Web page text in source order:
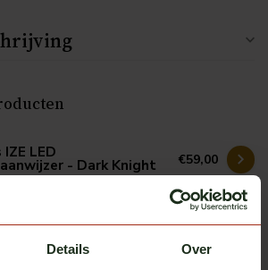
Details Over
LED
- Dark Knight €59,00
LED achteruitrijlamp €89,00